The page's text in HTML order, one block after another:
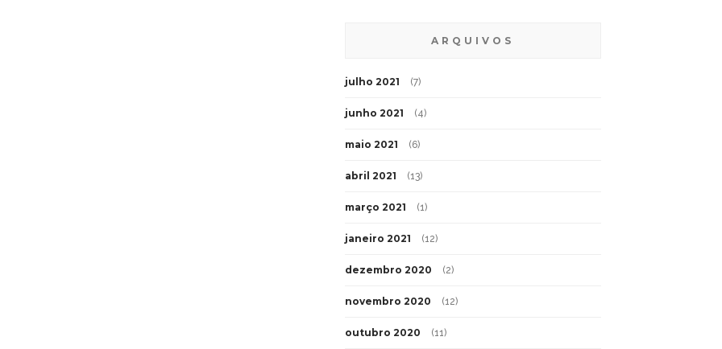
ARQUIVOS
julho 2021 (7)
junho 2021 (4)
maio 2021 (6)
abril 2021 (13)
março 2021 (1)
janeiro 2021 (12)
dezembro 2020 (2)
novembro 2020 (12)
outubro 2020 (11)